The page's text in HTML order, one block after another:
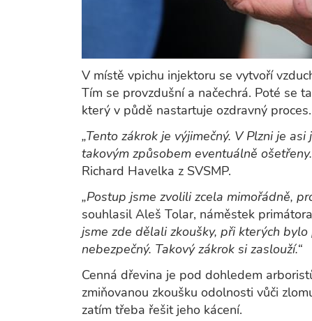
V místě vpichu injektoru se vytvoří
Tím se provzdušní a načechrá. Poté se
který v půdě nastartuje ozdravný proces.
„Tento zákrok je výjimečný. V Plzni je
takovým způsobem eventuálně
Richard Havelka z SVSMP.
„Postup jsme zvolili zcela mimořádně,
souhlasil Aleš Tolar, náměstek
jsme zde dělali zkoušky, při kterých
nebezpečný. Takový zákrok si zaslouží.“
Cenná dřevina je pod dohledem
zmiňovanou zkoušku odolnosti vůči
zatím třeba řešit jeho kácení.